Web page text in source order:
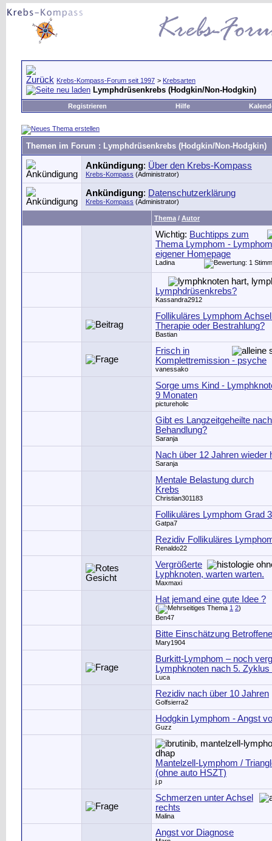
Krebs-Kompass-Forum seit 1997 > Krebsarten
Lymphdrüsenkrebs (Hodgkin/Non-Hodgkin)
Registrieren Hilfe
Themen im Forum : Lymphdrüsenkrebs (Hodgkin/Non-Hodgkin)
Ankündigung: Über den Krebs-Kompass
Krebs-Kompass (Administrator)
Ankündigung: Datenschutzerklärung
Krebs-Kompass (Administrator)
Thema / Autor
Wichtig: Buchtipps zum
Thema Lymphom -
eigener Homepage
Ladina
Lymphdrüsenkrebs?
Kassandra2912
Follikuläres Lymphom
Therapie oder Bestrahlung?
Bastian
Frisch in
Komplettremission - psyche
vanessako
Sorge ums Kind -
9 Monaten
pictureholic
Gibt es Langzeitgeheilte
Behandlung?
Saranja
Nach über 12 Jahren wieder
Saranja
Mentale Belastung durch
Krebs
Christian301183
Follikuläres Lymphom Grad
Gatpa7
Rezidiv Follikuläres
Renaldo22
Vergrößerte
Lyphknoten, warten warten.
Maxmaxi
Hat jemand eine gute Idee ?
( 1 2)
Ben47
Bitte Einschätzung
Mary1904
Burkitt-Lymphom – noch
Lymphknoten nach 5.
Luca
Rezidiv nach über 10 Jahren
Golfsierra2
Hodgkin Lymphom - Angst
Guzz
Mantelzell-Lymphom /
(ohne auto HSZT)
j.p
Schmerzen unter Achsel
rechts
Malina
Angst vor Diagnose